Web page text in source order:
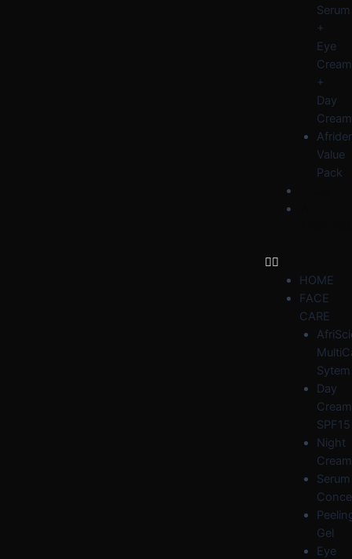
Serum
+
Eye
Cream
+
Day
Cream
Value
Pack
HOME
FACE
CARE
Sytem
Day
Cream
SPF15
Night
Cream
Serum
Gel
Eye